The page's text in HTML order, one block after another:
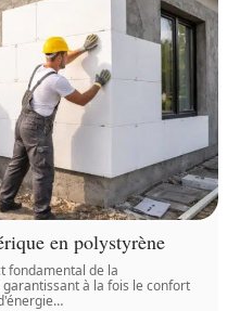
en polystyrène
fondamental de la
à la fois le confort
…